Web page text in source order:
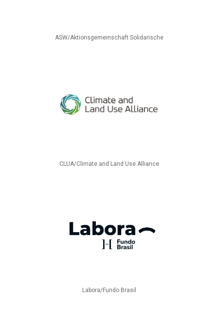
ASW/Aktionsgemeinschaft Solidarische
CLUA/Climate and Land Use Alliance
Labora/Fundo Brasil